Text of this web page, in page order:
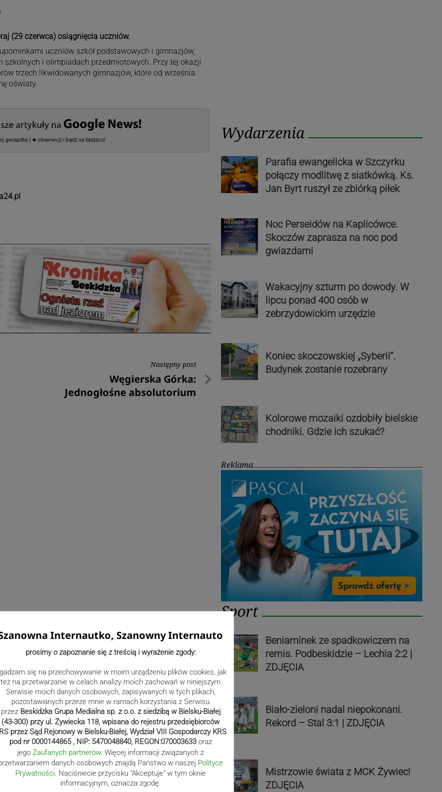
(29 czerwca) osiągnięcia uczniów.
uczniów szkół podstawowych i gimnazjów,
szkolnych i olimpiadach przedmiotowych. Przy tej okazji
trzech likwidowanych gimnazjów, które od września
oświaty.
Następny post
Następny
post
Węgierska Górka:
Jednogłośne absolutorium
Wydarzenia
Parafia ewangelicka w Szczyrku
połączy modlitwę z siatkówką. Ks.
Jan Byrt ruszył ze zbiórką piłek
Noc Perseidów na Kaplicówce.
Skoczów zaprasza na noc pod
gwiazdami
Wakacyjny szturm po dowody. W
lipcu ponad 400 osób w
zebrzydowickim urzędzie
Koniec skoczowskiej „Syberii”.
Budynek zostanie rozebrany
Kolorowe mozaiki ozdobiły bielskie
chodniki. Gdzie ich szukać?
Reklama
Sport
Beniaminek ze spadkowiczem na
remis. Podbeskidzie – Lechia 2:2 |
ZDJĘCIA
Biało-zieloni nadal niepokonani.
Rekord – Stal 3:1 | ZDJĘCIA
Mistrzowie świata z MCK Żywiec!
ZDJĘCIA
Internautko, Szanowny Internauto
prosimy o zapoznanie się z treścią i wyrażenie zgody:
się na przechowywanie w moim urządzeniu plików cookies, jak
też na przetwarzanie w celach analizy moich zachowań w niniejszym
Serwisie moich danych osobowych, zapisywanych w tych plikach,
pozostawianych przeze mnie w ramach korzystania z Serwisu
przez Beskidzka Grupa Medialna sp. z o.o. z siedzibą w Bielsku-Białej
(43-300) przy ul. Żywiecka 118, wpisana do rejestru przedsiębiorców
przez Sąd Rejonowy w Bielsku-Białej, Wydział VIII Gospodarczy KRS
pod nr 0000144865 , NIP: 5470048840, REGON:070003633 oraz
jego Zaufanych partnerów. Więcej informacji związanych z
danych osobowych znajdą Państwo w naszej Polityce
Prywatności . Naciśniecie przycisku "Akceptuje" w tym oknie
informacyjnym, oznacza zgodę.